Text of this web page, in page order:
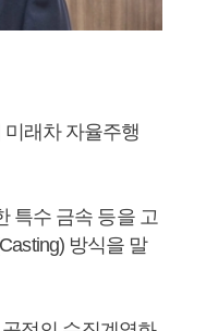
래차 자율주행
특수 금속 등을 고
방식을 말